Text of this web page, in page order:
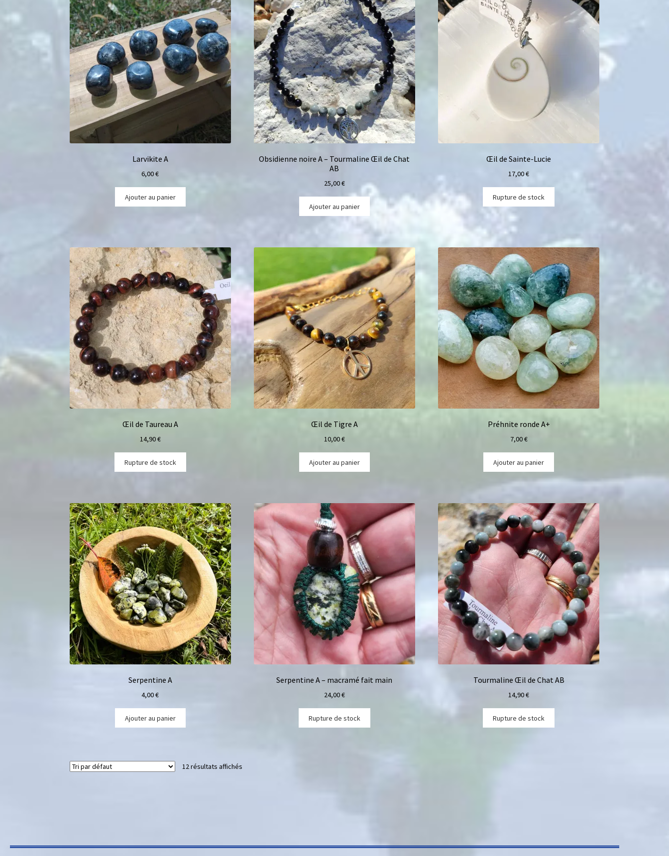
Larvikite A
6,00€
Ajouter au panier
Obsidienne noire A – Tourmaline Œil de Chat
AB
25,00€
Ajouter au panier
Œil de Sainte-Lucie
17,00€
Rupture de stock
Œil de Taureau A
14,90€
Rupture de stock
Œil de Tigre A
10,00€
Ajouter au panier
Préhnite ronde A+
7,00€
Ajouter au panier
Serpentine A
4,00€
Ajouter au panier
Serpentine A – macramé fait main
24,00€
Rupture de stock
Tourmaline Œil de Chat AB
14,90€
Rupture de stock
12 résultats affichés